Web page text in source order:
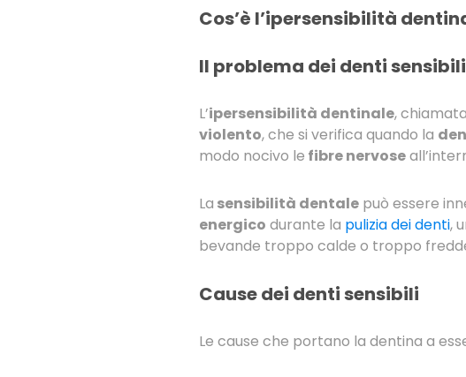
Cos’è l’ipersensibilità
Il problema dei denti sensibili
L’ipersensibilità dentinale,
violento, che si verifica quando la
modo nocivo le fibre nervose
La sensibilità dentalepuò essere
energico durante la pulizia dei denti,
bevande troppo calde o troppo
Cause dei denti sensibili
Le cause che portano la dentina a